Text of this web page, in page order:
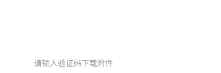
请输入验证码下载附件